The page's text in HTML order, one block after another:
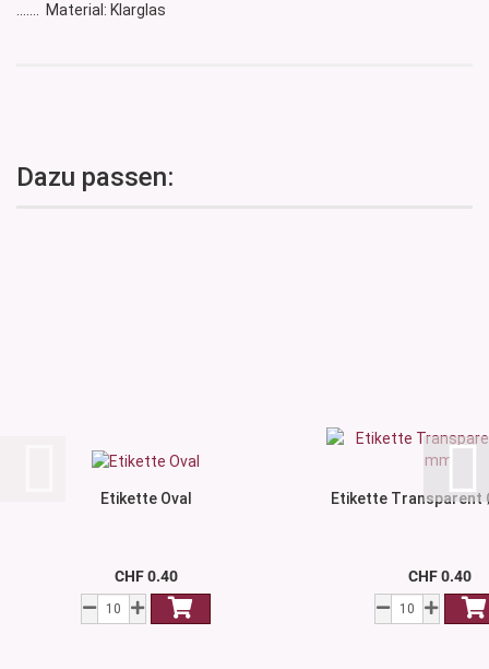
....... Material: Klarglas
Dazu passen:
Etikette Oval
CHF 0.40
Etikette Transparent
CHF 0.40